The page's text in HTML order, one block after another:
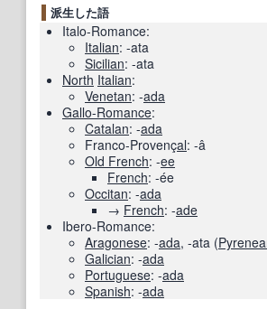
派生した語
Italo-Romance:
Italian: -ata
Sicilian: -ata
North Italian:
Venetan: -ada
Gallo-Romance:
Catalan: -ada
Franco-Provençal: -â
Old French: -ee
French: -ée
Occitan: -ada
→ French: -ade
Ibero-Romance:
Aragonese: -ada, -ata (
Galician: -ada
Portuguese: -ada
Spanish: -ada